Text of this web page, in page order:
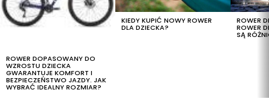
ROWER DOPASOWANY DO
WZROSTU DZIECKA
GWARANTUJE KOMFORT I
BEZPIECZEŃSTWO JAZDY. JAK
WYBRAĆ IDEALNY ROZMIAR?
KIEDY KUPIĆ NOWY ROWER
DLA DZIECKA?
ROWER
ROWER
SĄ